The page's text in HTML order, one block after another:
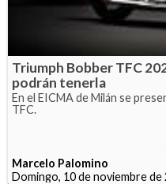
Triumph Bobber TFC
podrán tenerla
En el EICMA de Milán se
TFC.
Marcelo Palomino
Domingo, 10 de noviembre de